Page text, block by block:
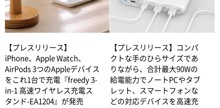
【プレスリリース】
iPhone、Apple Watch、
AirPods 3つのAppleデバイス
をこれ1台で充電『freedy 3-
in-1 高速ワイヤレス充電ス
タンド-EA1204』が発売
【プレスリリース】コンパ
クトな手のひらサイズであ
りながら、合計最大90Wの
給電能力でノートPCやタブ
レット、スマートフォンな
どの対応デバイスを高速充